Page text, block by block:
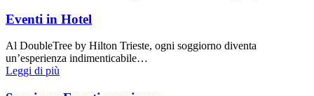
Eventi in Hotel
Al DoubleTree by Hilton Trieste, ogni soggiorno diventa
un’esperienza indimenticabile…
Leggi di più